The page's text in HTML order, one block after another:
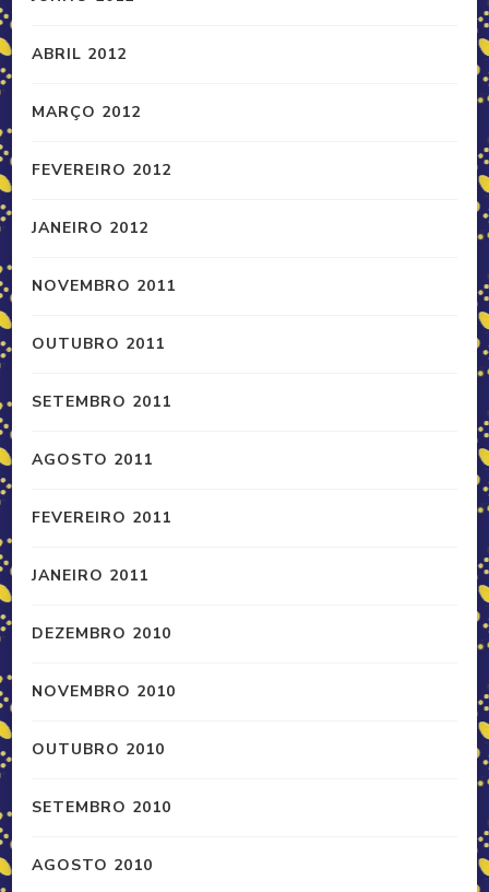
ABRIL 2012
MARÇO 2012
FEVEREIRO 2012
JANEIRO 2012
NOVEMBRO 2011
OUTUBRO 2011
SETEMBRO 2011
AGOSTO 2011
FEVEREIRO 2011
JANEIRO 2011
DEZEMBRO 2010
NOVEMBRO 2010
OUTUBRO 2010
SETEMBRO 2010
AGOSTO 2010